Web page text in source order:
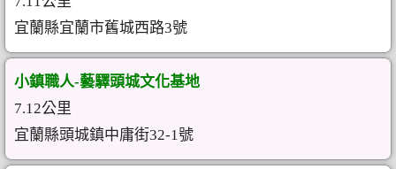
宜蘭縣宜蘭市舊城西路3號
小鎮職人-藝驛頭城文化基地
7.12公里
宜蘭縣頭城鎮中庸街32-1號